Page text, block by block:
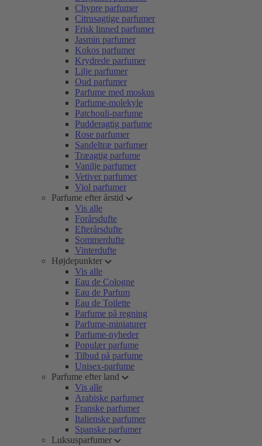
Chypre parfumer
Citrusagtige parfumer
Frisk linned parfumer
Jasmin parfumer
Kokos parfumer
Krydrede parfumer
Lilje parfumer
Oud parfumer
Parfume med moskus
Parfume-molekyle
Patchouli-parfume
Pudderagtig parfume
Rose parfumer
Sandeltræ parfumer
Træagtig parfume
Vanilje parfumer
Vetiver parfumer
Viol parfumer
Parfume efter årstid
Vis alle
Forårsdufte
Efterårsdufte
Sommerdufte
Vinterdufte
Højdepunkter
Vis alle
Eau de Cologne
Eau de Parfum
Eau de Toilette
Parfume på regning
Parfume-miniaturer
Parfume-nyheder
Populær parfume
Tilbud på parfume
Unisex-parfume
Parfume efter land
Vis alle
Arabiske parfumer
Franske parfumer
Italienske parfumer
Spanske parfumer
Luksusparfumer